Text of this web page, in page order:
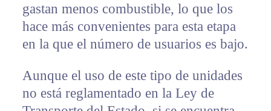
gastan menos combustible, lo que los
hace más convenientes para esta etapa
en la que el número de usuarios es bajo.
Aunque el uso de este tipo de unidades
no está reglamentado en la Ley de